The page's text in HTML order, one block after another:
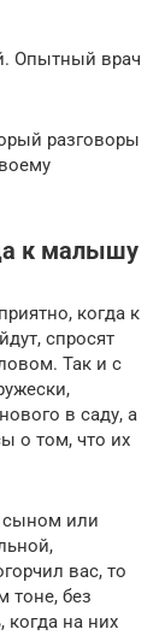
Опытный врач
разговоры
к малышу
когда к
спросят
Так и с
в саду, а
о том, что их
сыном или
вас, то
тоне, без
когда на них